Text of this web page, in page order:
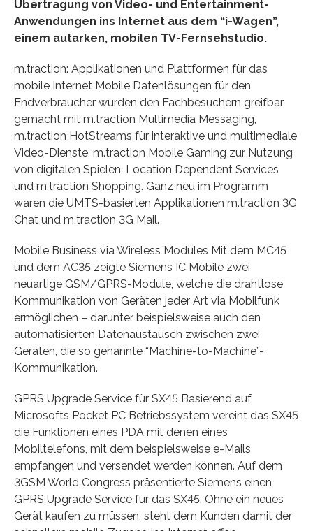
Übertragung von Video- und Entertainment-
Anwendungen ins Internet aus dem “i-Wagen”,
einem autarken, mobilen TV-Fernsehstudio.
m.traction: Applikationen und Plattformen für das
mobile Internet Mobile Datenlösungen für den
Endverbraucher wurden den Fachbesuchern greifbar
gemacht mit m.traction Multimedia Messaging,
m.traction HotStreams für interaktive und multimediale
Video-Dienste, m.traction Mobile Gaming zur Nutzung
von digitalen Spielen, Location Dependent Services
und m.traction Shopping. Ganz neu im Programm
waren die UMTS-basierten Applikationen m.traction 3G
Chat und m.traction 3G Mail.
Mobile Business via Wireless Modules Mit dem MC45
und dem AC35 zeigte Siemens IC Mobile zwei
neuartige GSM/GPRS-Module, welche die drahtlose
Kommunikation von Geräten jeder Art via Mobilfunk
ermöglichen – darunter beispielsweise auch den
automatisierten Datenaustausch zwischen zwei
Geräten, die so genannte “Machine-to-Machine”-
Kommunikation.
GPRS Upgrade Service für SX45 Basierend auf
Microsofts Pocket PC Betriebssystem vereint das SX45
die Funktionen eines PDA mit denen eines
Mobiltelefons, mit dem beispielsweise e-Mails
empfangen und versendet werden können. Auf dem
3GSM World Congress präsentierte Siemens einen
GPRS Upgrade Service für das SX45. Ohne ein neues
Gerät kaufen zu müssen, steht dem Kunden damit der